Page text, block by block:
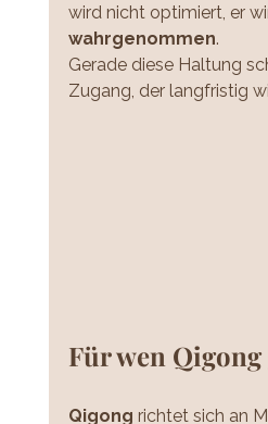
wird nicht optimiert, er
wahrgenommen.
Gerade diese Haltung
Zugang, der langfristig
Für wen
Qigong richtet sich an